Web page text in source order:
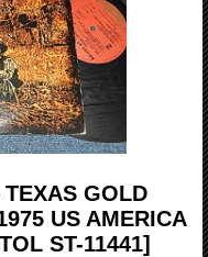
GOLD
US AMERICA
ST-11441]